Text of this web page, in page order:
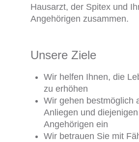
Hausarzt, der Spitex und
Angehörigen zusammen.
Unsere Ziele
Wir helfen Ihnen, die
zu erhöhen
Wir gehen bestmöglich
Anliegen und
Angehörigen ein
Wir betrauen Sie mit